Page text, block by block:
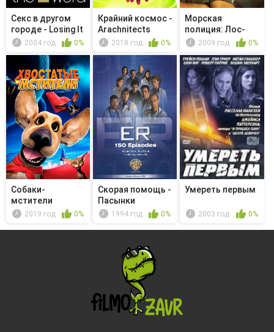
Секс в другом
городе - Losing It
2004 год 0%
Крайний космос -
Arachnitects
2018 год 0%
Морская
полиция: Лос-
Анджелес -
2009 год 0%
Собаки-
мстители
2019 год 0%
Скорая помощь -
Пасынки
фортуны
1994 год 0%
Умереть первым
2003 год 0%